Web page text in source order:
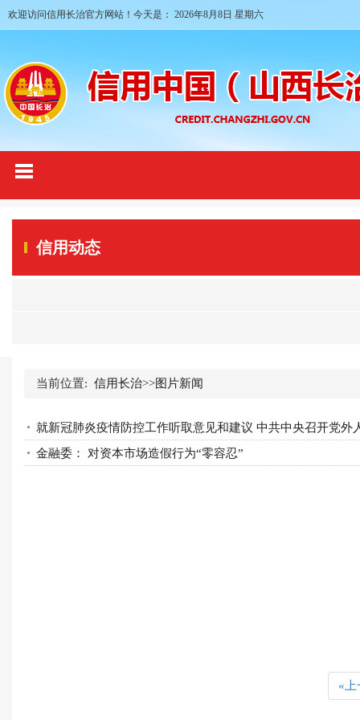
欢迎访问信用长治官方网站！今天是： 2026年8月8日 星期六
信用动态
当前位置: 信用长治>>图片新闻
就新冠肺炎疫情防控工作听取意见和建议 中共中央召开党外
金融委： 对资本市场造假行为“零容忍”
«上